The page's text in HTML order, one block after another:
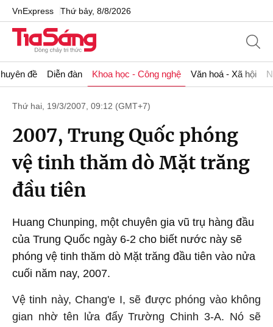
VnExpress Thứ bảy, 8/8/2026
đề Diễn đàn Khoa học - Công nghệ Văn hoá - Xã hội
Thứ hai, 19/3/2007, 09:12 (GMT+7)
2007, Trung Quốc phóng
vệ tinh thăm dò Mặt trăng
đầu tiên
Huang Chunping, một chuyên gia vũ trụ hàng đầu
của Trung Quốc ngày 6-2 cho biết nước này sẽ
phóng vệ tinh thăm dò Mặt trăng đầu tiên vào nửa
cuối năm nay, 2007.
Vệ tinh này, Chang'e I, sẽ được phóng vào không
gian nhờ tên lửa đẩy Trường Chinh 3-A. Nó sẽ